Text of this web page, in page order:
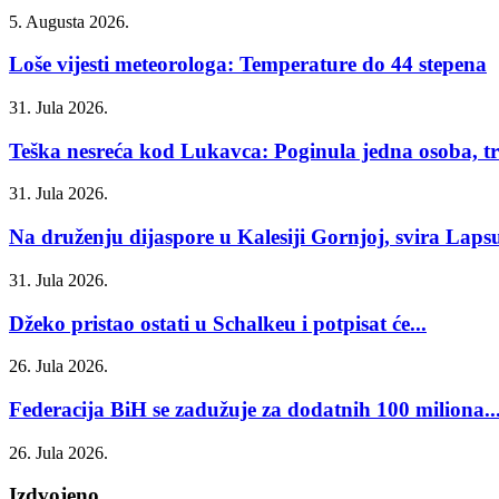
5. Augusta 2026.
Loše vijesti meteorologa: Temperature do 44 stepena
31. Jula 2026.
Teška nesreća kod Lukavca: Poginula jedna osoba,
31. Jula 2026.
Na druženju dijaspore u Kalesiji Gornjoj, svira
31. Jula 2026.
Džeko pristao ostati u Schalkeu i potpisat će...
26. Jula 2026.
Federacija BiH se zadužuje za dodatnih 100 miliona...
26. Jula 2026.